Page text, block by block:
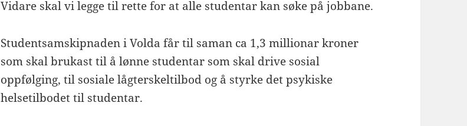
Vidare skal vi legge til rette for at alle studentar kan søke på jobbane.
Studentsamskipnaden i Volda får til saman ca 1,3 millionar kroner
som skal brukast til å lønne studentar som skal drive sosial
oppfølging, til sosiale lågterskeltilbod og å styrke det psykiske
helsetilbodet til studentar.